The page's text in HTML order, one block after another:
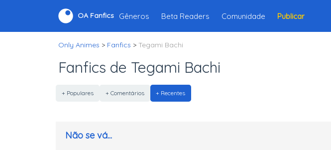
OA Fanfics Gêneros Beta Readers Comunidade Publicar
Only Animes > Fanfics > Tegami Bachi
Fanfics de Tegami Bachi
+ Populares + Comentários + Recentes
Não se vá...